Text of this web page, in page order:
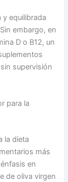
y equilibrada
embargo, en
D o B12, un
supervisión
para la
la dieta
más
en
de oliva virgen